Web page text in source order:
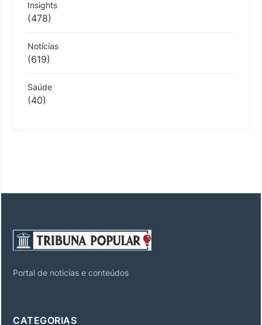
Insights
(478)
Notícias
(619)
Saúde
(40)
Portal de noticias e conteúdos
CATEGORIAS